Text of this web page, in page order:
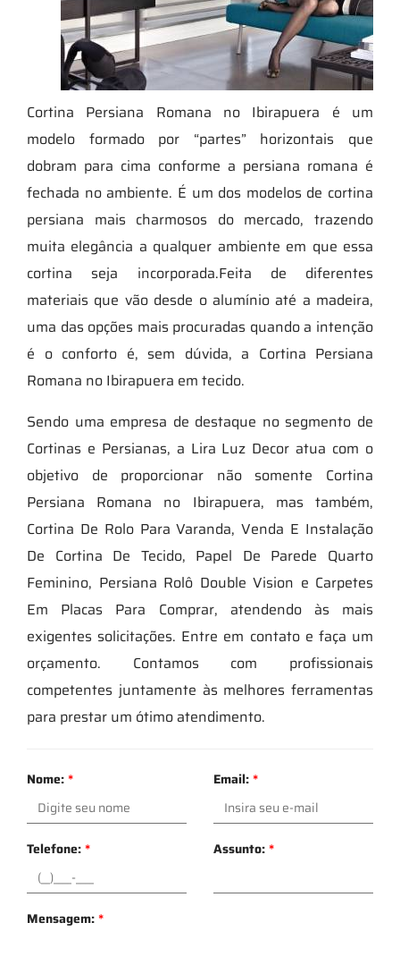
Cortina Persiana Romana no Ibirapuera é um
modelo formado por “partes” horizontais que
dobram para cima conforme a persiana romana é
fechada no ambiente. É um dos modelos de cortina
persiana mais charmosos do mercado, trazendo
muita elegância a qualquer ambiente em que essa
cortina seja incorporada.Feita de diferentes
materiais que vão desde o alumínio até a madeira,
uma das opções mais procuradas quando a intenção
é o conforto é, sem dúvida, a Cortina Persiana
Romana no Ibirapuera em tecido.
Sendo uma empresa de destaque no segmento de
Cortinas e Persianas, a Lira Luz Decor atua com o
objetivo de proporcionar não somente Cortina
Persiana Romana no Ibirapuera, mas também,
Cortina De Rolo Para Varanda, Venda E Instalação
De Cortina De Tecido, Papel De Parede Quarto
Feminino, Persiana Rolô Double Vision e Carpetes
Em Placas Para Comprar, atendendo às mais
exigentes solicitações. Entre em contato e faça um
orçamento. Contamos com profissionais
competentes juntamente às melhores ferramentas
para prestar um ótimo atendimento.
Nome:* Email:*
Telefone:* Assunto:*
Mensagem:*